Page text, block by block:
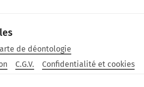
de déontologie
C.G.V. Confidentialité et cookies